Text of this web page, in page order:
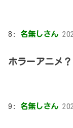
8: 名無しさん
ホラーアニメ？
9: 名無しさん